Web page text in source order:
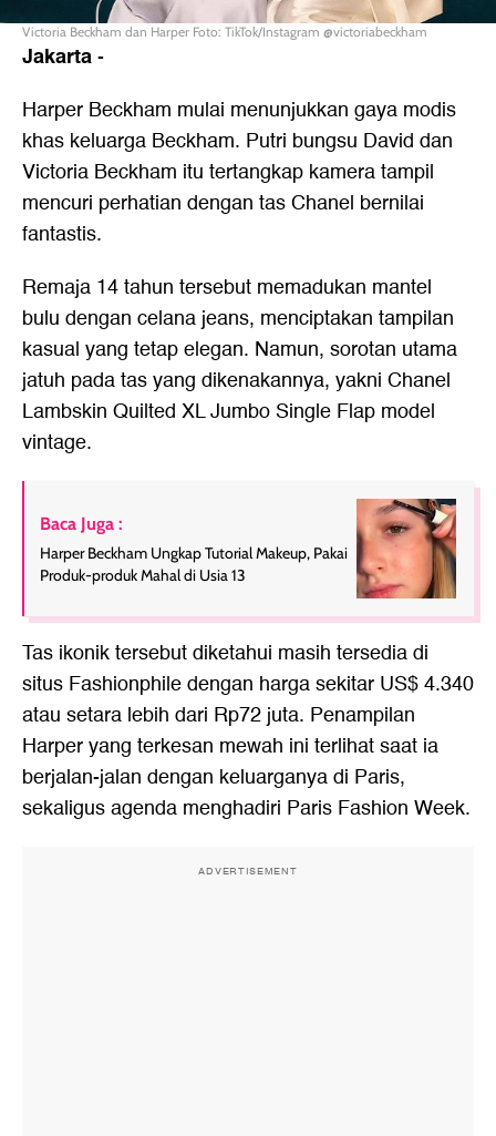
Victoria Beckham dan Harper Foto: TikTok/Instagram @victoriabeckham
Jakarta-
Harper Beckham mulai menunjukkan gaya modis
khas keluarga Beckham. Putri bungsu David dan
Victoria Beckham itu tertangkap kamera tampil
mencuri perhatian dengan tas Chanel bernilai
fantastis.
Remaja 14 tahun tersebut memadukan mantel
bulu dengan celana jeans, menciptakan tampilan
kasual yang tetap elegan. Namun, sorotan utama
jatuh pada tas yang dikenakannya, yakni Chanel
Lambskin Quilted XL Jumbo Single Flap model
vintage.
Baca Juga :
Harper Beckham Ungkap Tutorial Makeup, Pakai
Produk-produk Mahal di Usia 13
Tas ikonik tersebut diketahui masih tersedia di
situs Fashionphile dengan harga sekitar US$ 4.340
atau setara lebih dari Rp72 juta. Penampilan
Harper yang terkesan mewah ini terlihat saat ia
berjalan-jalan dengan keluarganya di Paris,
sekaligus agenda menghadiri Paris Fashion Week.
ADVERTISEMENT